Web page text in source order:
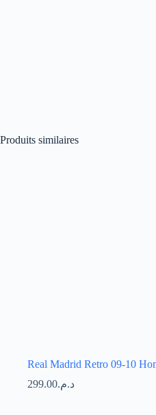
Produits similaires
Real Madrid Retro 09-10
د.م.299.00